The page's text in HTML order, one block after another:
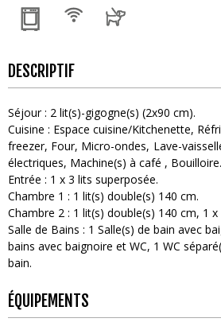
DESCRIPTIF
Séjour: 2 lit(s)-gigogne(s) (2x90 cm)
Cuisine : Espace cuisine/Kitchenette
freezer Four Micro-ondes Lave-
électriques Machine(s) à café
Bouilloire
Entrée : 1 x 3 lits superposée
Chambre 1 : 1 lit(s) double(s) 140 cm
Chambre 2 : 1 lit(s) double(s) 140 cm 1 x
Salle de Bains : 1 Salle(s) de bain avec
bains avec baignoire et WC 1 WC
bain
ÉQUIPEMENTS